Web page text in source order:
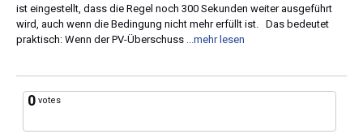
ist eingestellt, dass die Regel noch 300 Sekunden weiter ausgeführt
wird, auch wenn die Bedingung nicht mehr erfüllt ist. Das bedeutet
praktisch: Wenn der PV-Überschuss
...mehr lesen
0 votes